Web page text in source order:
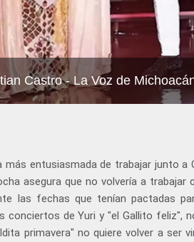
Castro - La Voz de
entusiasmada de trabajar junto a
asegura que no volvería a trabajar
las fechas que tenían pactadas
conciertos de Yuri y "el Gallito feliz",
primavera" no quiere volver a ser